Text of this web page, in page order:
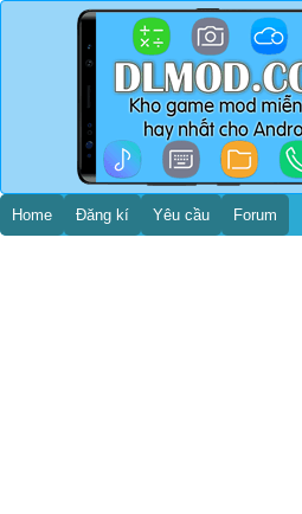
Home Đăng kí Yêu cầu Forum